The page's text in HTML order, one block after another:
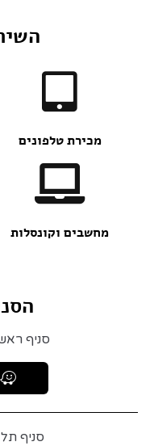
מכירת טלפונים
מחשבים וקונסלות
סניף
סניף תל